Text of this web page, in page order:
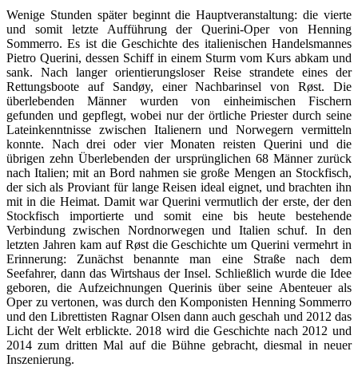
Wenige Stunden später beginnt die Hauptveranstaltung: die vierte
und somit letzte Aufführung der Querini-Oper von Henning
Sommerro. Es ist die Geschichte des italienischen Handelsmannes
Pietro Querini, dessen Schiff in einem Sturm vom Kurs abkam und
sank. Nach langer orientierungsloser Reise strandete eines der
Rettungsboote auf Sandøy, einer Nachbarinsel von Røst. Die
überlebenden Männer wurden von einheimischen Fischern
gefunden und gepflegt, wobei nur der örtliche Priester durch seine
Lateinkenntnisse zwischen Italienern und Norwegern vermitteln
konnte. Nach drei oder vier Monaten reisten Querini und die
übrigen zehn Überlebenden der ursprünglichen 68 Männer zurück
nach Italien; mit an Bord nahmen sie große Mengen an Stockfisch,
der sich als Proviant für lange Reisen ideal eignet, und brachten ihn
mit in die Heimat. Damit war Querini vermutlich der erste, der den
Stockfisch importierte und somit eine bis heute bestehende
Verbindung zwischen Nordnorwegen und Italien schuf. In den
letzten Jahren kam auf Røst die Geschichte um Querini vermehrt in
Erinnerung: Zunächst benannte man eine Straße nach dem
Seefahrer, dann das Wirtshaus der Insel. Schließlich wurde die Idee
geboren, die Aufzeichnungen Querinis über seine Abenteuer als
Oper zu vertonen, was durch den Komponisten Henning Sommerro
und den Librettisten Ragnar Olsen dann auch geschah und 2012 das
Licht der Welt erblickte. 2018 wird die Geschichte nach 2012 und
2014 zum dritten Mal auf die Bühne gebracht, diesmal in neuer
Inszenierung.